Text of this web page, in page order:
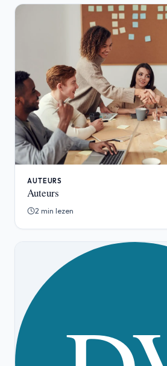
AUTEURS
Auteurs
2 min lezen